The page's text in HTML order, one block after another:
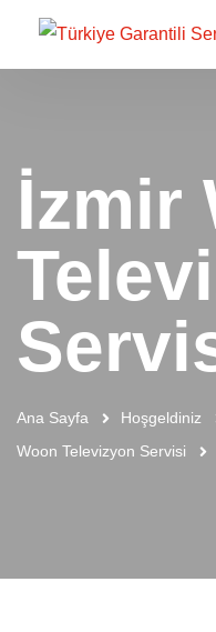
İzmir
Ana Sayfa Hoşgeldiniz
Woon Televizyon Servisi